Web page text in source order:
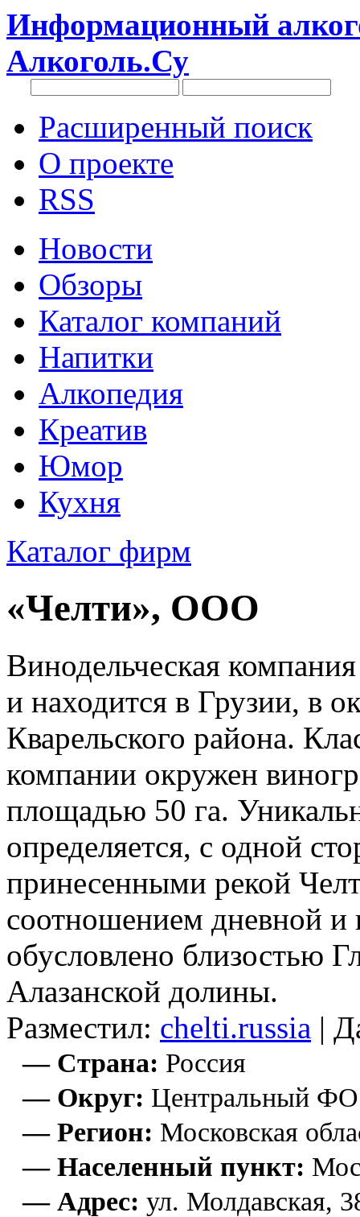
Информационный
Алкоголь.Су
Расширенный поиск
О проекте
RSS
Новости
Обзоры
Каталог компаний
Напитки
Алкопедия
Креатив
Юмор
Кухня
Каталог фирм
«Челти», ООО
Винодельческая
и находится в Грузии, в
Кварельского района.
компании окружен
площадью 50 га.
определяется, с одной
принесенными рекой
соотношением дневной и
обусловлено близостью
Алазанской долины.
Разместил: chelti.russia |
— Страна: Россия
— Округ: Центральный ФО
— Регион: Московская
— Населенный пункт:
— Адрес: ул. Молдавская,